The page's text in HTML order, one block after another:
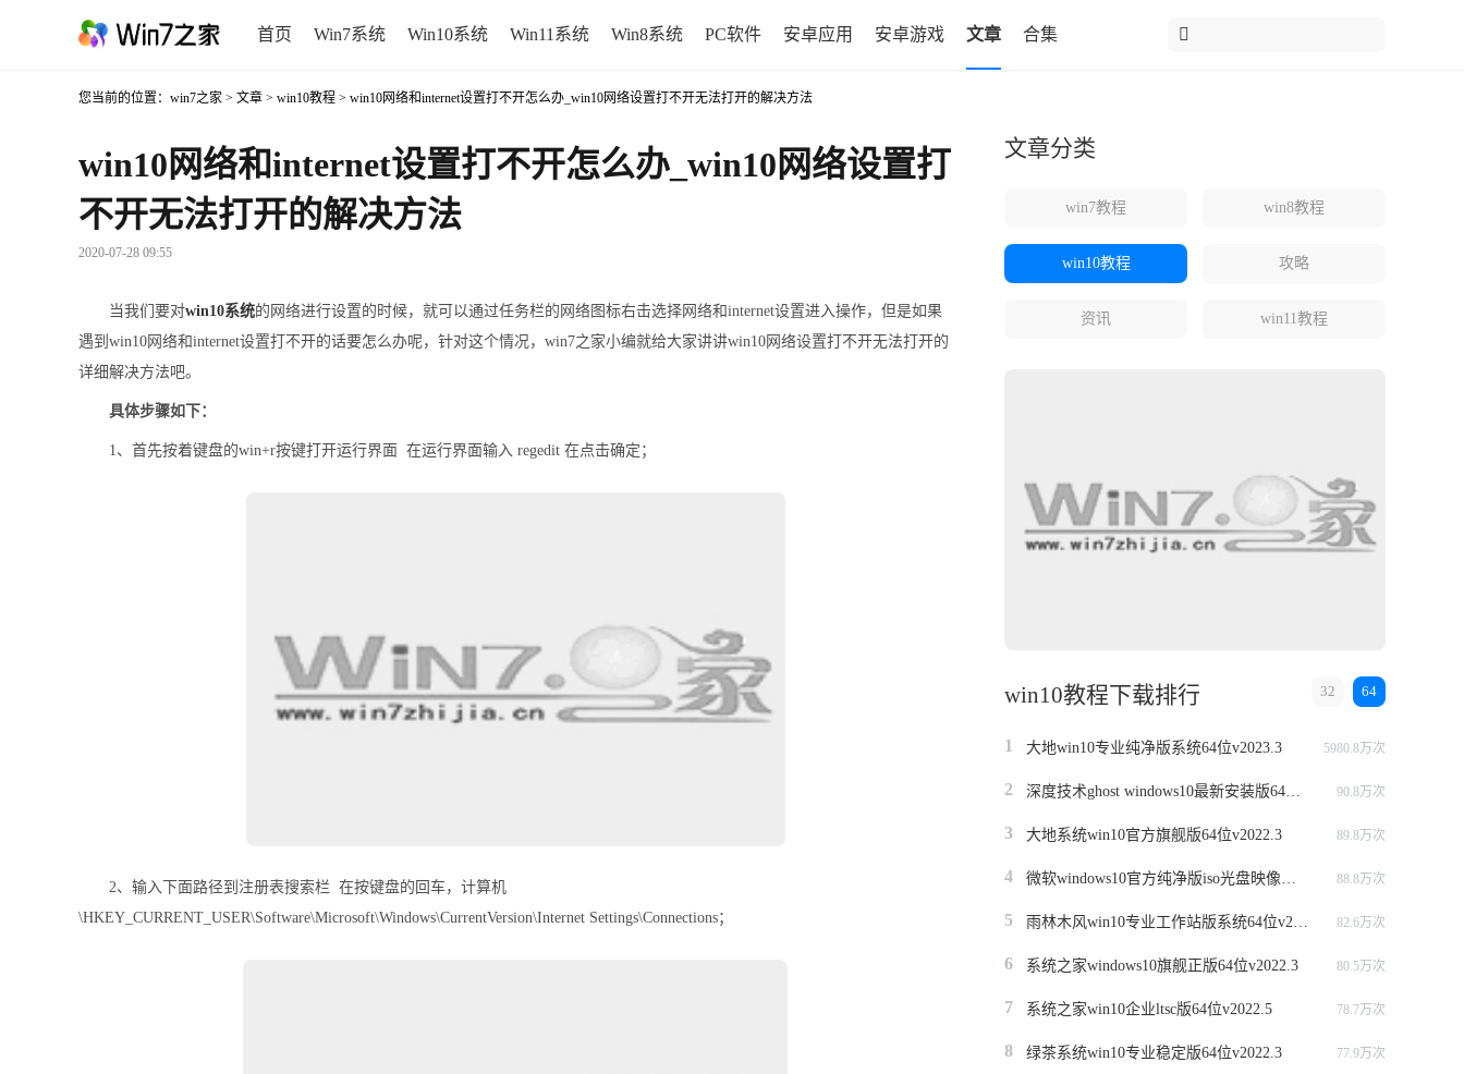
首页 Win7系统 Win10系统 Win11系统 Win8系统 PC软件 安卓应用 安卓游戏 文章 合集
您当前的位置： win7之家 > 文章 > win10教程 > win10网络和internet设置打不开怎么办_win10网络设置打不开无法打开的解决方法
win10网络和internet设置打不开怎么办_win10网络设置打
不开无法打开的解决方法
2020-07-28 09:55
当我们要对win10系统的网络进行设置的时候，就可以通过任务栏的网络图标右击选择网络和internet设置进入操作，但是如果
遇到win10网络和internet设置打不开的话要怎么办呢，针对这个情况，win7之家小编就给大家讲讲win10网络设置打不开无法打开的
详细解决方法吧。
具体步骤如下：
1、首先按着键盘的win+r按键打开运行界面 在运行界面输入 regedit 在点击确定；
2、输入下面路径到注册表搜索栏 在按键盘的回车，计算机
\HKEY_CURRENT_USER\Software\Microsoft\Windows\CurrentVersion\Internet Settings\Connections；
文章分类
win7教程 win8教程
win10教程 攻略
资讯 win11教程
win10教程下载排行 64
32
1 大地win10专业纯净版系统64位v2023.3 5980.8万次
2 90.8万次
3 大地系统win10官方旗舰版64位v2022.3 89.8万次
4 88.8万次
5 82.6万次
6 系统之家windows10旗舰正版64位v2022.3 80.5万次
7 系统之家win10企业ltsc版64位v2022.5 78.7万次
8 绿茶系统win10专业稳定版64位v2022.3 77.9万次